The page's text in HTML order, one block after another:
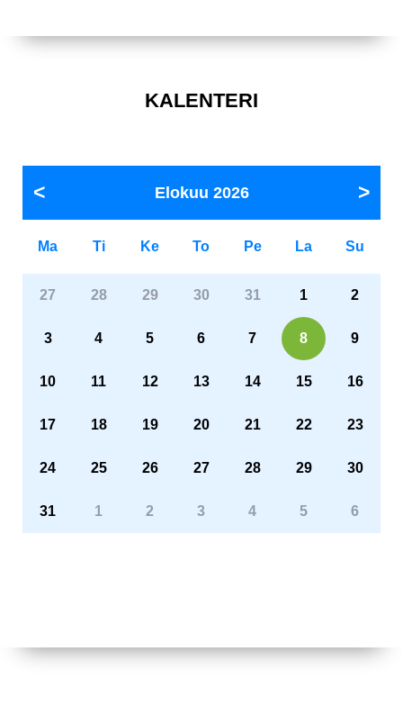
KALENTERI
Elokuu 2026
Ma Ti Ke To Pe La Su
27 28 29 30 31 1 2
3 4 5 6 7 8 9
10 11 12 13 14 15 16
17 18 19 20 21 22 23
24 25 26 27 28 29 30
31 1 2 3 4 5 6